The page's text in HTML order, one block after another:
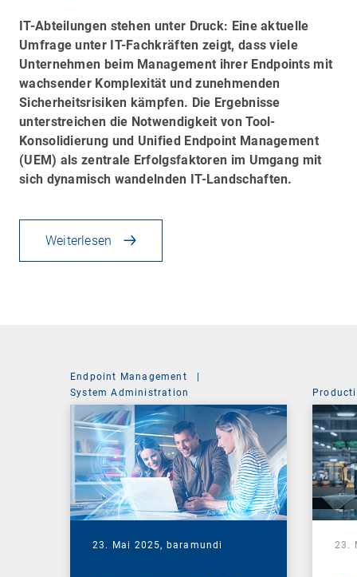
IT-Abteilungen stehen unter Druck: Eine aktuelle
Umfrage unter IT-Fachkräften zeigt, dass viele
Unternehmen beim Management ihrer Endpoints mit
wachsender Komplexität und zunehmenden
Sicherheitsrisiken kämpfen. Die Ergebnisse
unterstreichen die Notwendigkeit von Tool-
Konsolidierung und Unified Endpoint Management
(UEM) als zentrale Erfolgsfaktoren im Umgang mit
sich dynamisch wandelnden IT-Landschaften.
Weiterlesen
Endpoint Management
|
System Administration
23. Mai 2025, baramundi 23.